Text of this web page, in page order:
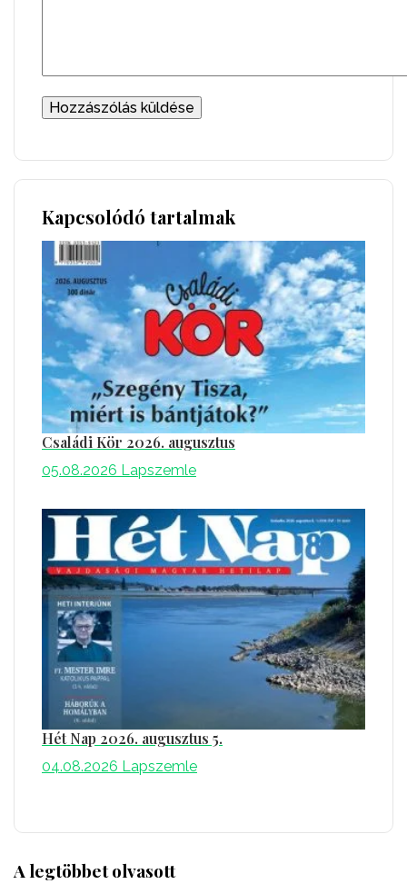
Kapcsolódó tartalmak
Családi Kör 2026. augusztus
05.08.2026 Lapszemle
Hét Nap 2026. augusztus 5.
04.08.2026 Lapszemle
A legtöbbet olvasott